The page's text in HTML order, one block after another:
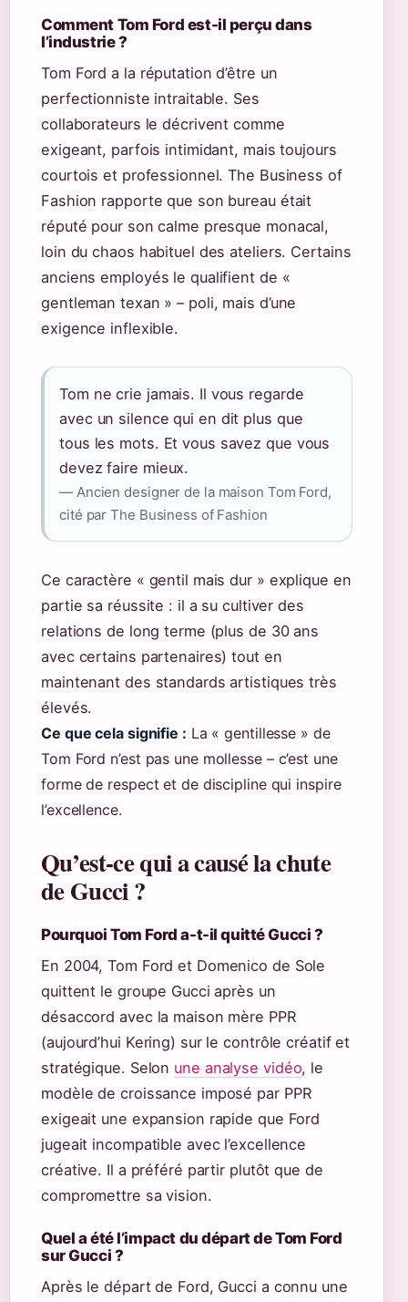
Comment Tom Ford est-il perçu dans
l’industrie ?
Tom Ford a la réputation d’être un
perfectionniste intraitable. Ses
collaborateurs le décrivent comme
exigeant, parfois intimidant, mais toujours
courtois et professionnel. The Business of
Fashion rapporte que son bureau était
réputé pour son calme presque monacal,
loin du chaos habituel des ateliers. Certains
anciens employés le qualifient de «
gentleman texan » – poli, mais d’une
exigence inflexible.
Tom ne crie jamais. Il vous regarde
avec un silence qui en dit plus que
tous les mots. Et vous savez que vous
devez faire mieux.
— Ancien designer de la maison Tom Ford,
cité par The Business of Fashion
Ce caractère « gentil mais dur » explique en
partie sa réussite : il a su cultiver des
relations de long terme (plus de 30 ans
avec certains partenaires) tout en
maintenant des standards artistiques très
élevés.
Ce que cela signifie : La « gentillesse » de
Tom Ford n’est pas une mollesse – c’est une
forme de respect et de discipline qui inspire
l’excellence.
Qu’est-ce qui a causé la chute
de Gucci ?
Pourquoi Tom Ford a-t-il quitté Gucci ?
En 2004, Tom Ford et Domenico de Sole
quittent le groupe Gucci après un
désaccord avec la maison mère PPR
(aujourd’hui Kering) sur le contrôle créatif et
stratégique. Selon une analyse vidéo, le
modèle de croissance imposé par PPR
exigeait une expansion rapide que Ford
jugeait incompatible avec l’excellence
créative. Il a préféré partir plutôt que de
compromettre sa vision.
Quel a été l’impact du départ de Tom Ford
sur Gucci ?
Après le départ de Ford, Gucci a connu une